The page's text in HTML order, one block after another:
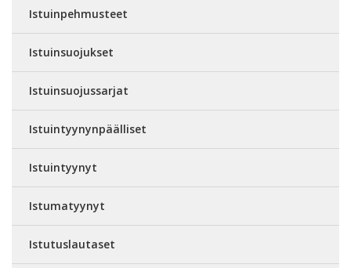
Istuinpehmusteet
Istuinsuojukset
Istuinsuojussarjat
Istuintyynynpäälliset
Istuintyynyt
Istumatyynyt
Istutuslautaset